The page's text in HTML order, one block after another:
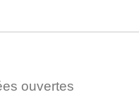
ouvertes